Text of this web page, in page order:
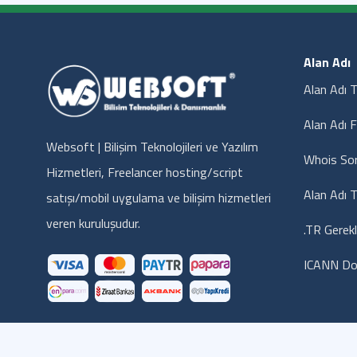
Websoft | Bilişim Teknolojileri ve Yazılım
Hizmetleri, Freelancer hosting/script
satışı/mobil uygulama ve bilişim hizmetleri
veren kuruluşudur.
Alan Adı
Alan Adı
Alan Adı
Whois
Alan Adı
.TR
ICANN